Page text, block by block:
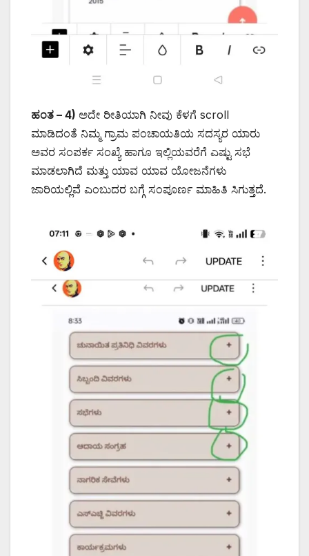
ಹಂತ – 4) ಅದೇ ರೀತಿಯಾಗಿ ನೀವು ಕೆಳಗೆ scroll
ಮಾಡಿದಂತೆ ನಿಮ್ಮ ಗ್ರಾಮ ಪಂಚಾಯತಿಯ ಸದಸ್ಯರ ಯಾರು
ಅವರ ಸಂಪರ್ಕ ಸಂಖ್ಯೆ ಹಾಗೂ ಇಲ್ಲಿಯವರೆಗೆ ಎಷ್ಟು ಸಭೆ
ಮಾಡಲಾಗಿದೆ ಮತ್ತು ಯಾವ ಯಾವ ಯೋಜನೆಗಳು
ಜಾರಿಯಲ್ಲಿವೆ ಎಂಬುದರ ಬಗ್ಗೆ ಸಂಪೂರ್ಣ ಮಾಹಿತಿ ಸಿಗುತ್ತದೆ.